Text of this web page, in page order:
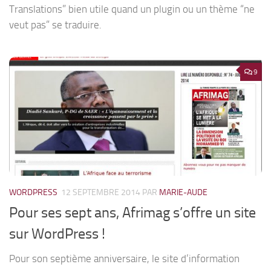
Translations” bien utile quand un plugin ou un thème “ne
veut pas” se traduire.
9
WORDPRESS 12 SEPTEMBRE 2014 PAR MARIE-AUDE
Pour ses sept ans, Afrimag s’offre un site
sur WordPress !
Pour son septième anniversaire, le site d’information